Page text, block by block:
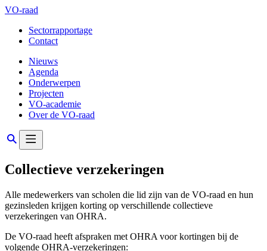
VO-raad
Sectorrapportage
Contact
Nieuws
Agenda
Onderwerpen
Projecten
VO-academie
Over de VO-raad
Collectieve verzekeringen
Alle medewerkers van scholen die lid zijn van de VO-raad en hun
gezinsleden krijgen korting op verschillende collectieve
verzekeringen van OHRA.
De VO-raad heeft afspraken met OHRA voor kortingen bij de
volgende OHRA-verzekeringen: